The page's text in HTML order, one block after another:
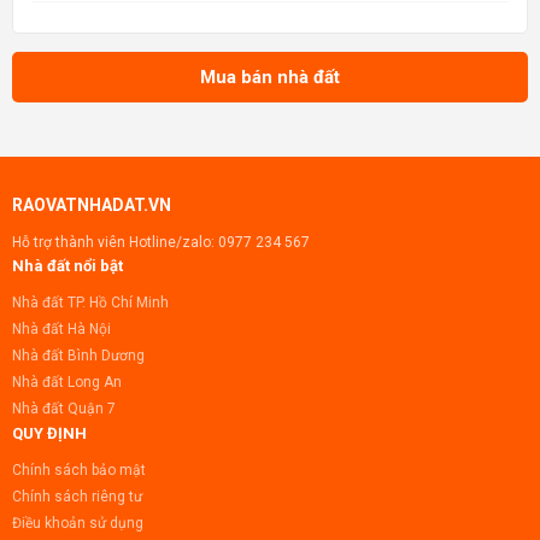
Mua bán nhà đất
RAOVATNHADAT.VN
Hỗ trợ thành viên Hotline/zalo: 0977 234 567
Nhà đất nổi bật
Nhà đất TP. Hồ Chí Minh
Nhà đất Hà Nội
Nhà đất Bình Dương
Nhà đất Long An
Nhà đất Quận 7
QUY ĐỊNH
Chính sách bảo mật
Chính sách riêng tư
Điều khoản sử dụng